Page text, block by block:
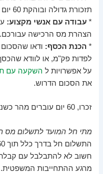
תזכורת גדולה ובוהקת 60 יום קדימה.
*עבודה עם אנשי מקצוע:
הצהרת מס הרכישה
* הכנת הכסף: ודאו
לפדות פק"מ, או לוודא
על אפשרויות ל השקעה עם
את הסכום הדרוש.
זכרו, 60 יום עוברים מהר כשנהנים… או כשקונים דירה.
מתי חל המועד לתשלום מס
חשוב לא להתבלבל עם
מרגע ההתחייבות המשפטית.